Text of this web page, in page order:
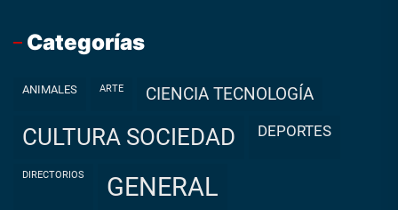
Categorías
ANIMALES ARTE CIENCIA TECNOLOGÍA
CULTURA SOCIEDAD DEPORTES
DIRECTORIOS GENERAL